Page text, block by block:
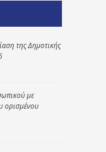
της Δημοτικής
με
ορισμένου